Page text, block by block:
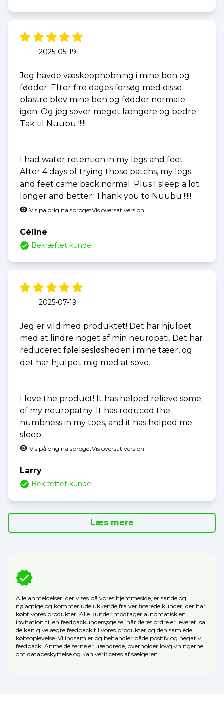
2025-05-19
Jeg havde væskeophobning i mine ben og
fødder. Efter fire dages forsøg med disse
plastre blev mine ben og fødder normale
igen. Og jeg sover meget længere og bedre.
Tak til Nuubu !!!!!
I had water retention in my legs and feet.
After 4 days of trying those patchs, my legs
and feet came back normal. Plus I sleep a lot
longer and better. Thank you to Nuubu !!!!!
Vis på originalsprogetVis oversat version
Céline
Bekræftet kunde
2025-07-19
Jeg er vild med produktet! Det har hjulpet
med at lindre noget af min neuropati. Det har
reduceret følelsesløsheden i mine tæer, og
det har hjulpet mig med at sove.
I love the product! It has helped relieve some
of my neuropathy. It has reduced the
numbness in my toes, and it has helped me
sleep.
Vis på originalsprogetVis oversat version
Larry
Bekræftet kunde
Læs mere
Alle anmeldelser, der vises på vores hjemmeside, er sande og
nøjagtige og kommer udelukkende fra verificerede kunder, der har
købt vores produkter. Alle kunder modtager automatisk en
invitation til en feedbackundersøgelse, når deres ordre er leveret, så
de kan give ægte feedback til vores produkter og den samlede
købsoplevelse. Vi indsamler og behandler både positiv og negativ
feedback. Anmeldelserne er uændrede, overholder lovgivningerne
om databeskyttelse og kan verificeres af sælgeren.